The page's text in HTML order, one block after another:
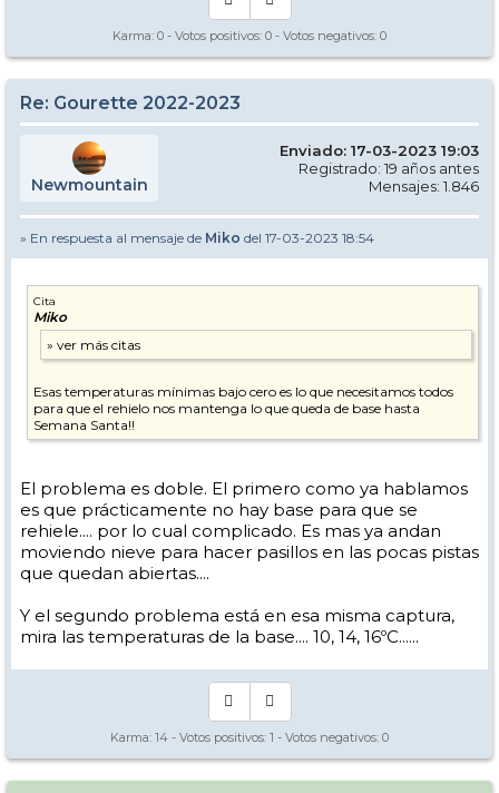
Karma: 0 - Votos positivos: 0 - Votos negativos: 0
Re: Gourette 2022-2023
Newmountain
Enviado: 17-03-2023 19:03
Registrado: 19 años antes
Mensajes: 1.846
» En respuesta al mensaje de Miko del 17-03-2023 18:54
Cita
Miko
Esas temperaturas mínimas bajo cero es lo que necesitamos todos
para que el rehielo nos mantenga lo que queda de base hasta
Semana Santa!!
El problema es doble. El primero como ya hablamos
es que prácticamente no hay base para que se
rehiele.... por lo cual complicado. Es mas ya andan
moviendo nieve para hacer pasillos en las pocas pistas
que quedan abiertas....
Y el segundo problema está en esa misma captura,
mira las temperaturas de la base.... 10, 14, 16ºC......
Karma: 14 - Votos positivos: 1 - Votos negativos: 0